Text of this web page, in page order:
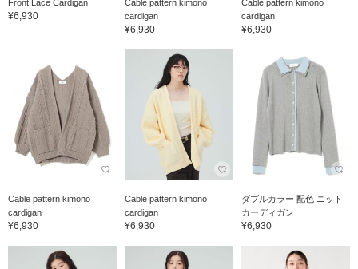
Front Lace Cardigan
¥6,930
Cable pattern kimono
cardigan
¥6,930
Cable pattern kimono
cardigan
¥6,930
Cable pattern kimono
cardigan
¥6,930
Cable pattern kimono
cardigan
¥6,930
ダブルカラー 配色 ニット
カーディガン
¥6,930